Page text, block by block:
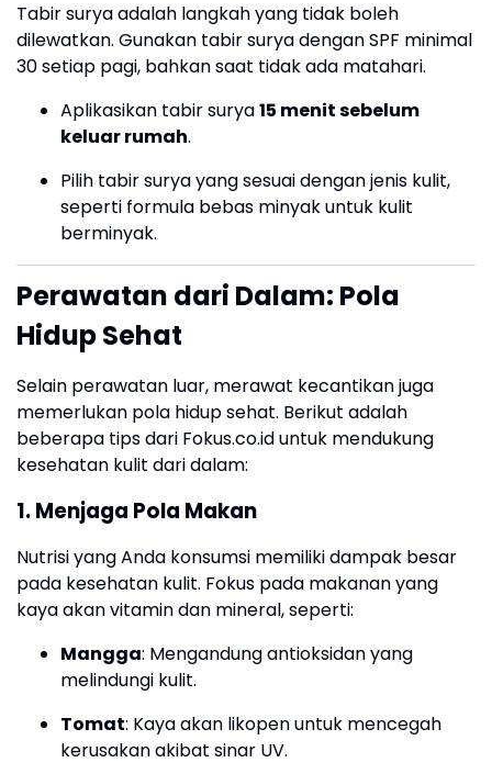
Tabir surya adalah langkah yang tidak boleh
dilewatkan. Gunakan tabir surya dengan SPF minimal
30 setiap pagi, bahkan saat tidak ada matahari.
Aplikasikan tabir surya15 menit sebelum
keluar rumah.
Pilih tabir surya yang sesuai dengan jenis kulit,
seperti formula bebas minyak untuk kulit
berminyak.
Perawatan dari Dalam: Pola
Hidup Sehat
Selain perawatan luar, merawat kecantikan juga
memerlukan pola hidup sehat. Berikut adalah
beberapa tips dari Fokus.co.id untuk mendukung
kesehatan kulit dari dalam:
1.Menjaga Pola Makan
Nutrisi yang Anda konsumsi memiliki dampak besar
pada kesehatan kulit. Fokus pada makanan yang
kaya akan vitamin dan mineral, seperti:
Mangga: Mengandung antioksidan yang
melindungi kulit.
Tomat: Kaya akan likopen untuk mencegah
kerusakan akibat sinar UV.